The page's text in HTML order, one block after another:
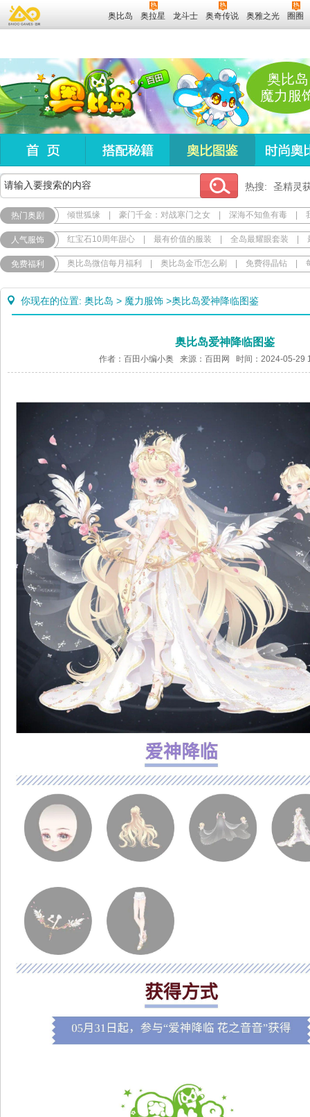
奥比岛 奥拉星 龙斗士 奥奇传说 奥雅之光 圈圈
奥比岛
魔力服
热搜: 圣精灵
热门奥剧 倾世狐缘 豪门千金：对战寒门之女 深海不知鱼有毒
人气服饰 红宝石10周年甜心 最有价值的服装 全岛最耀眼套装
免费福利 奥比岛微信每月福利 奥比岛金币怎么刷 免费得晶钻
你现在的位置: 奥比岛 > 魔力服饰 >奥比岛爱神降临图鉴
奥比岛爱神降临图鉴
作者：百田小编小奥 来源：百田网 时间：2024-05-